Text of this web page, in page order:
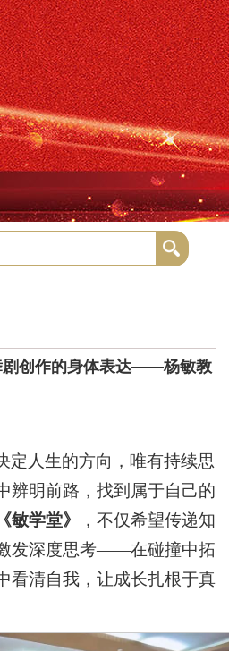
剧创作的身体表达——杨敏教
定人生的方向，唯有持续思
辨明前路，找到属于自己的
敏学堂》
，不仅希望传递知
发深度思考——在碰撞中拓
看清自我，让成长扎根于真